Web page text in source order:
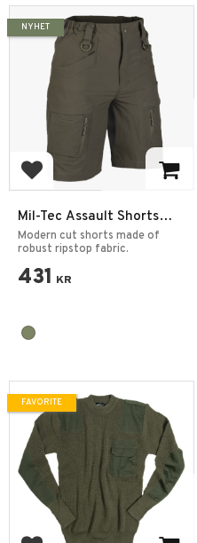
Add to favorites
Mil-Tec Assault Shorts
Ripstop
Modern cut shorts made of
robust ripstop fabric.
431 KR
NYHET
FAVORITE